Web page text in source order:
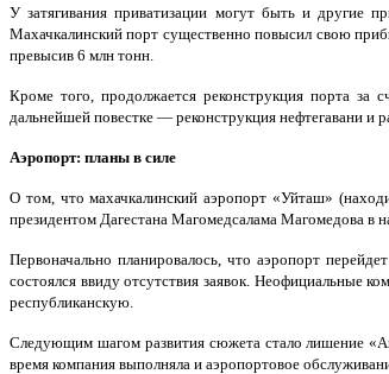
У затягивания приватизации могут быть и другие
Махачкалинский порт существенно повысил свою
превысив 6 млн тонн.
Кроме того, продолжается реконструкция порта
дальнейшей повестке — реконструкция нефтегавани и
Аэропорт: планы в силе
О том, что махачкалинский аэропорт «Уйташ»
президентом Дагестана Магомедсалама Магомедова в
Первоначально планировалось, что аэропорт
состоялся ввиду отсутствия заявок. Неофициальные
республиканскую.
Следующим шагом развития сюжета стало лишение
время компания выполняла и аэропортовое